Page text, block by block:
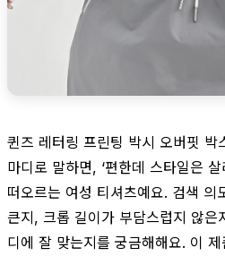
퀸즈 레터링 프린팅 박시 오버핏
마디로 말하면, ‘편한데 스타일은
떠오르는 여성 티셔츠예요. 검색 의
큰지, 크롭 길이가 부담스럽지 않은
디에 잘 맞는지를 궁금해해요. 이